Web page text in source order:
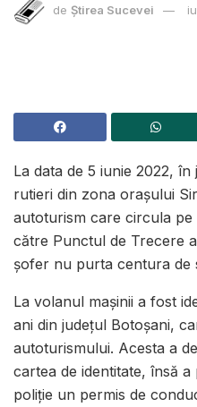
de Știrea Sucevei
La data de 5 iunie 2022,
rutieri din zona orașului
autoturism care circula
către Punctul de Trecere
șofer nu purta centura de
La volanul mașinii a fost
ani din județul Botoșani,
autoturismului. Acesta a
cartea de identitate, însă
poliție un permis de